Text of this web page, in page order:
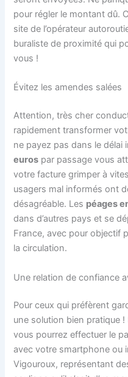
pour régler le montant dû.
site de l’opérateur
buraliste de proximité qui
vous !
Évitez les amendes salées
Attention, très cher
rapidement transformer
ne payez pas dans le délai
euros par passage vous
votre facture grimper à
usagers mal informés ont
désagréable. Les péages
dans d’autres pays et se
France, avec pour objectif
la circulation.
Une relation de confiance
Pour ceux qui préfèrent
une solution bien pratique
vous pourrez effectuer le
avec votre smartphone ou
Vigouroux, représentant